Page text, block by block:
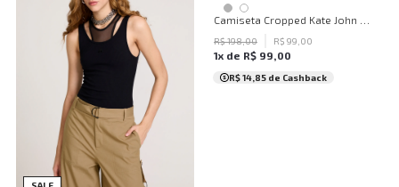
G
R$198,00 R$ 99 00
1x de R$ 99,00
R$ 14,85 de Cashback